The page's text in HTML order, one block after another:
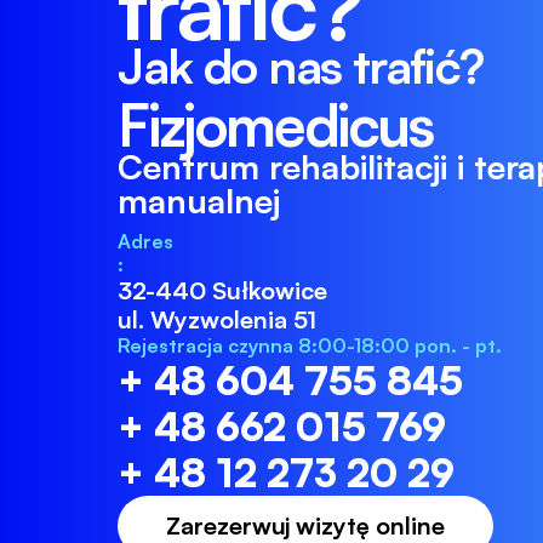
Jak do nas trafić?
Fizjomedicus
Centrum rehabilitacji i
manualnej
Adres
:
32-440 Sułkowice
ul. Wyzwolenia 51
Rejestracja czynna 8:00-18:00 pon. - pt.
+ 48 604 755 845
+ 48 662 015 769
+ 48 12 273 20 29
Zarezerwuj wizytę online